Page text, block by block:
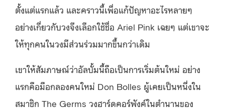
ตั้งแต่แรกแล้ว และคราวนี้เพื่อแก้ปัญหาอะไรหลายๆ
อย่างเกี่ยวกับวงจึงเลือกใช้ชื่อ Ariel Pink เฉยๆ แต่เขาจะ
ให้ทุกคนในวงมีส่วนร่วมมากขึ้นกว่าเดิม
เขาให้สัมภาษณ์ว่าอัลบั้มนี้ถือเป็นการเริ่มต้นใหม่ อย่าง
แรกคือมือกลองคนใหม่ Don Bolles ผู้เคยเป็นหนึ่งใน
สมาชิก The Germs วงฮาร์ดคอร์พังค์ในตำนานของ